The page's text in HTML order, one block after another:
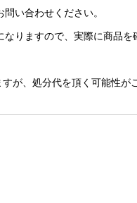
い合わせください。
りますので、実際に商品
が、処分代を頂く可能性が